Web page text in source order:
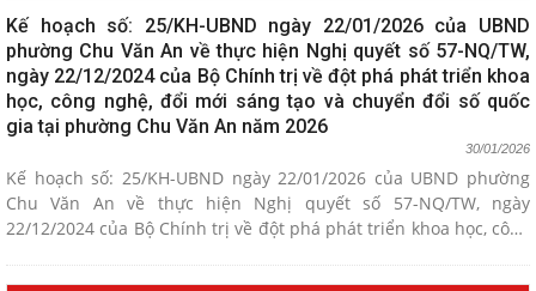
Kế hoạch số: 25/KH-UBND ngày 22/01/2026 của UBND
phường Chu Văn An về thực hiện Nghị quyết số 57-NQ/TW,
ngày 22/12/2024 của Bộ Chính trị về đột phá phát triển khoa
học, công nghệ, đổi mới sáng tạo và chuyển đổi số quốc
gia tại phường Chu Văn An năm 2026
30/01/2026
Kế hoạch số: 25/KH-UBND ngày 22/01/2026 của UBND phường
Chu Văn An về thực hiện Nghị quyết số 57-NQ/TW, ngày
22/12/2024 của Bộ Chính trị về đột phá phát triển khoa học, công
Chu Văn An năm 2026